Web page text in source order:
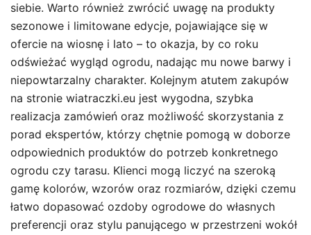
siebie. Warto również zwrócić uwagę na produkty
sezonowe i limitowane edycje, pojawiające się w
ofercie na wiosnę i lato – to okazja, by co roku
odświeżać wygląd ogrodu, nadając mu nowe barwy i
niepowtarzalny charakter. Kolejnym atutem zakupów
na stronie wiatraczki.eu jest wygodna, szybka
realizacja zamówień oraz możliwość skorzystania z
porad ekspertów, którzy chętnie pomogą w doborze
odpowiednich produktów do potrzeb konkretnego
ogrodu czy tarasu. Klienci mogą liczyć na szeroką
gamę kolorów, wzorów oraz rozmiarów, dzięki czemu
łatwo dopasować ozdoby ogrodowe do własnych
preferencji oraz stylu panującego w przestrzeni wokół